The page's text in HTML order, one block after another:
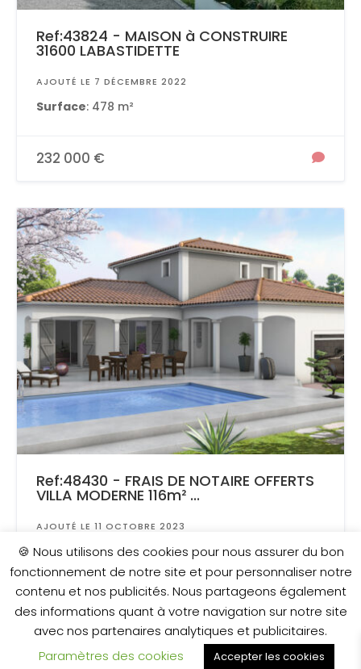
Ref:43824 - MAISON à CONSTRUIRE
31600 LABASTIDETTE
AJOUTÉ LE 7 DÉCEMBRE 2022
Surface: 478 m²
232 000 €
Ref:48430 - FRAIS DE NOTAIRE OFFERTS
VILLA MODERNE 116m² ...
AJOUTÉ LE 11 OCTOBRE 2023
Surface: 821 m²
380 000 €
🍪 Nous utilisons des cookies pour nous assurer du bon
fonctionnement de notre site et pour personnaliser notre
contenu et nos publicités. Nous partageons également
des informations quant à votre navigation sur notre site
avec nos partenaires analytiques et publicitaires.
Paramètres des cookies
Accepter les cookies